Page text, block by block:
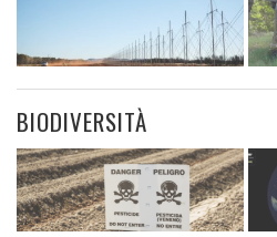
BIODIVERSITÀ